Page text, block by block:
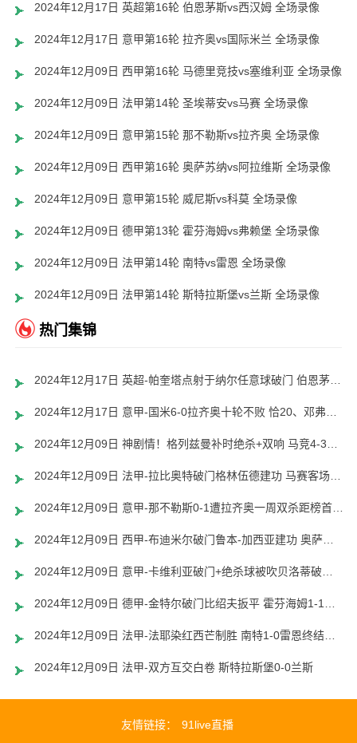
2024年12月17日 英超第16轮 伯恩茅斯vs西汉姆 全场录像
2024年12月17日 意甲第16轮 拉齐奥vs国际米兰 全场录像
2024年12月09日 西甲第16轮 马德里竞技vs塞维利亚 全场录像
2024年12月09日 法甲第14轮 圣埃蒂安vs马赛 全场录像
2024年12月09日 意甲第15轮 那不勒斯vs拉齐奥 全场录像
2024年12月09日 西甲第16轮 奥萨苏纳vs阿拉维斯 全场录像
2024年12月09日 意甲第15轮 威尼斯vs科莫 全场录像
2024年12月09日 德甲第13轮 霍芬海姆vs弗赖堡 全场录像
2024年12月09日 法甲第14轮 南特vs雷恩 全场录像
2024年12月09日 法甲第14轮 斯特拉斯堡vs兰斯 全场录像
热门集锦
2024年12月17日 英超-帕奎塔点射于纳尔任意球破门 伯恩茅斯1-1西汉姆联赛4轮不败
2024年12月09日 法甲-拉比奥特破门格林伍德建功 马赛客场2-0圣埃蒂安联赛3连胜
2024年12月09日 意甲-那不勒斯0-1遭拉齐奥一周双杀距榜首2分 伊萨克森制胜球
2024年12月09日 西甲-布迪米尔破门鲁本-加西亚建功 奥萨苏纳2-2阿拉维斯
2024年12月09日 法甲-法耶染红西芒制胜 南特1-0雷恩终结联赛十轮不胜
2024年12月09日 法甲-双方互交白卷 斯特拉斯堡0-0兰斯
友情链接： 91live直播